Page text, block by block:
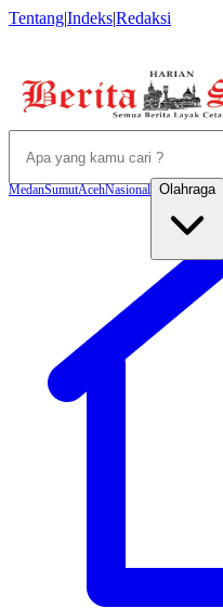
Tentang|Indeks|Redaksi
MedanSumutAcehNasional Olahraga